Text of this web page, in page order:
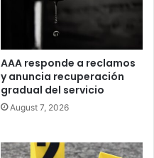
AAA responde a reclamos
y anuncia recuperación
gradual del servicio
August 7, 2026